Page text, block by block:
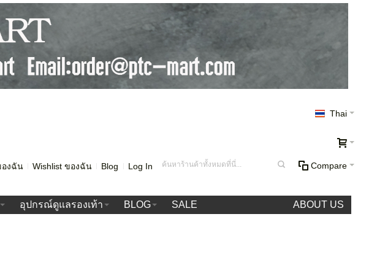
Thai
Compare
งฉัน Wishlist ของฉัน Blog Log In
อุปกรณ์ดูแลรองเท้า BLOG SALE ABOUT US